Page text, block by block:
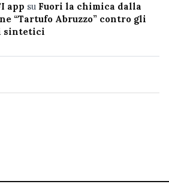
app su Fuori la chimica dalla
“Tartufo Abruzzo” contro gli
sintetici